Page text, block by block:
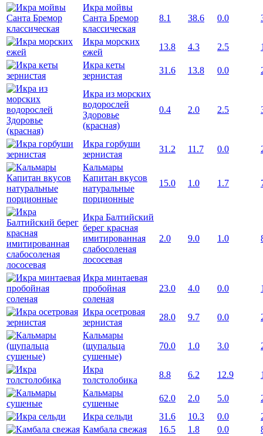
Икра мойвы
Санта Бремор
классическая
8.1 38.6 0.0
Икра морских
ежей
13.8 4.3 2.5
Икра кеты
зернистая
31.6 13.8 0.0
Икра из морских
водорослей
Здоровье
(красная)
0.4 2.0 2.5
Икра горбуши
зернистая
31.2 11.7 0.0
Кальмары
Капитан вкусов
натуральные
порционные
15.0 1.0 1.7
Икра Балтийский
берег красная
имитированная
слабосоленая
лососевая
2.0 9.0 1.0
Икра минтаевая
пробойная
соленая
23.0 4.0 0.0
Икра осетровая
зернистая
28.0 9.7 0.0
Кальмары
(щупальца
сушеные)
70.0 1.0 3.0
Икра
толстолобика
8.8 6.2 12.9
Кальмары
сушеные
62.0 2.0 5.0
Икра сельди
31.6 10.3 0.0
Камбала свежая
16.5 1.8 0.0